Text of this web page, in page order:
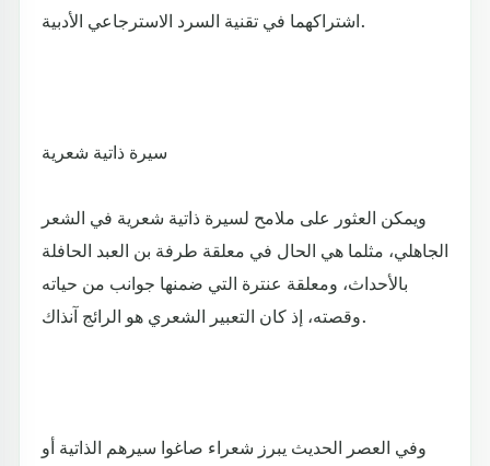
اشتراكهما في تقنية السرد الاسترجاعي الأدبية.
سيرة ذاتية شعرية
ويمكن العثور على ملامح لسيرة ذاتية شعرية في الشعر
الجاهلي، مثلما هي الحال في معلقة طرفة بن العبد الحافلة
بالأحداث، ومعلقة عنترة التي ضمنها جوانب من حياته
وقصته، إذ كان التعبير الشعري هو الرائج آنذاك.
وفي العصر الحديث يبرز شعراء صاغوا سيرهم الذاتية أو